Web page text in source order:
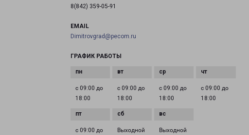
8(842) 359-05-91
EMAIL
Dimitrovgrad@pecom.ru
ГРАФИК РАБОТЫ
с 09:00 до
18:00
с 09:00 до
18:00
с 09:00 до
18:00
с 09:00 до
18:00
с 09:00 до
Выходной Выходной